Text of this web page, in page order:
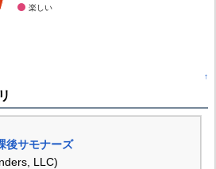
楽しい
↑
後サモナーズ
LLC)